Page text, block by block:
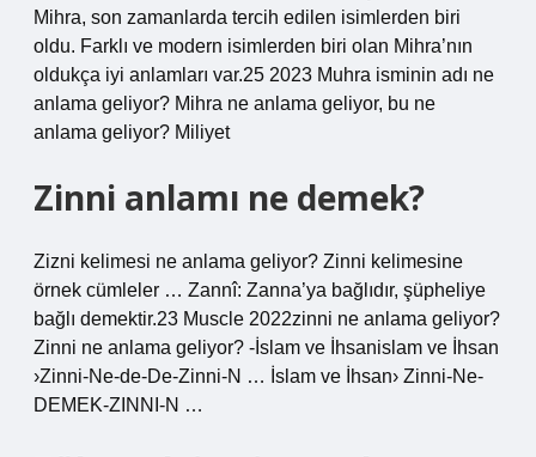
Mihra, son zamanlarda tercih edilen isimlerden biri
oldu. Farklı ve modern isimlerden biri olan Mihra’nın
oldukça iyi anlamları var.25 2023 Muhra isminin adı ne
anlama geliyor? Mihra ne anlama geliyor, bu ne
anlama geliyor? Miliyet
Zinni anlamı ne demek?
Zizni kelimesi ne anlama geliyor? Zinni kelimesine
örnek cümleler … Zannî: Zanna’ya bağlıdır, şüpheliye
bağlı demektir.23 Muscle 2022zinni ne anlama geliyor?
Zinni ne anlama geliyor? -İslam ve İhsanislam ve İhsan
›Zinni-Ne-de-De-Zinni-N … İslam ve İhsan› Zinni-Ne-
DEMEK-ZINNI-N …